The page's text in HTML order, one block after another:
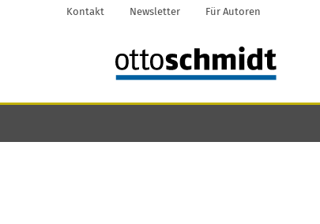
Kontakt Newsletter Für Autoren